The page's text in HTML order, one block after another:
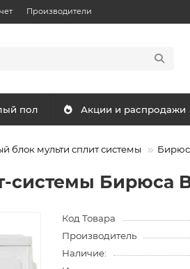
Производители
пол Акции и распродажи
блок мульти сплит системы
Бирюса
Код Товара
Производитель
Наличие: